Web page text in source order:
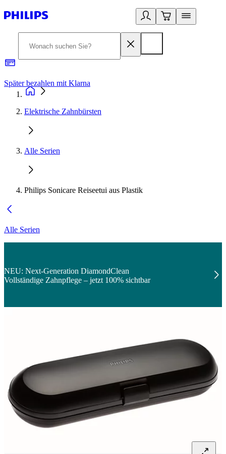
Später bezahlen mit Klarna
Elektrische Zahnbürsten
Alle Serien
Philips Sonicare Reiseetui aus Plastik
Alle Serien
NEU: Next-Generation DiamondClean
Vollständige Zahnpflege – jetzt 100% sichtbar